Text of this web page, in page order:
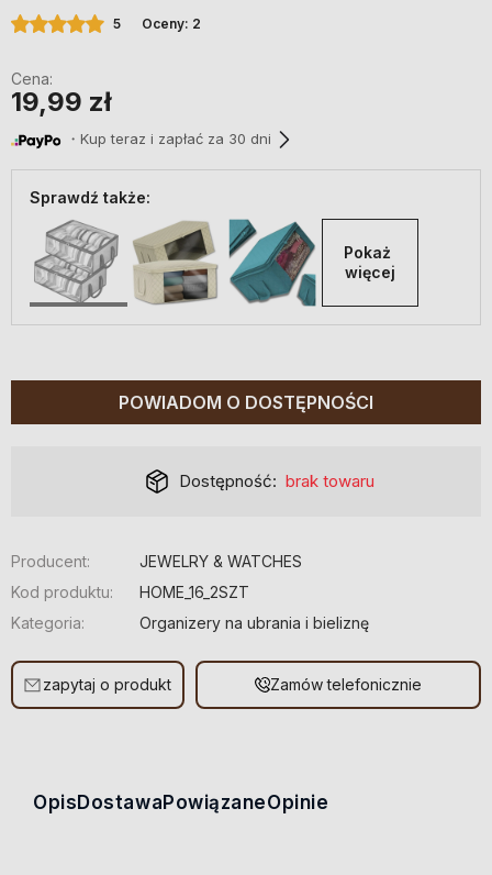
5 Oceny: 2
Cena:
19,99 zł
・Kup teraz i zapłać za 30 dni
Sprawdź także:
Pokaż
więcej
POWIADOM O DOSTĘPNOŚCI
Dostępność: brak towaru
Producent:
JEWELRY & WATCHES
Kod produktu:
HOME_16_2SZT
Kategoria:
Organizery na ubrania i bieliznę
zapytaj o produkt Zamów telefonicznie
Opis Dostawa PowiązaneOpinie